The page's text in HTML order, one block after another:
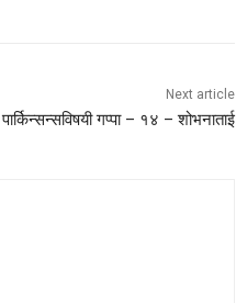
Next article
पार्किन्सन्सविषयी गप्पा – १४ – शोभनाताई